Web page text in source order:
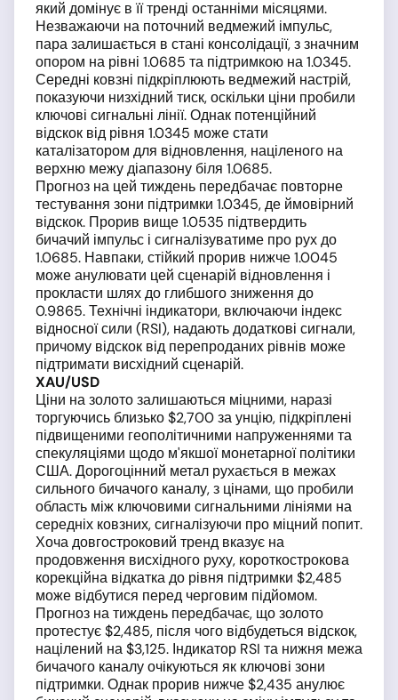
який домінує в її тренді останніми місяцями.
Незважаючи на поточний ведмежий імпульс,
пара залишається в стані консолідації, з значним
опором на рівні 1.0685 та підтримкою на 1.0345.
Середні ковзні підкріплюють ведмежий настрій,
показуючи низхідний тиск, оскільки ціни пробили
ключові сигнальні лінії. Однак потенційний
відскок від рівня 1.0345 може стати
каталізатором для відновлення, націленого на
верхню межу діапазону біля 1.0685.
Прогноз на цей тиждень передбачає повторне
тестування зони підтримки 1.0345, де ймовірний
відскок. Прорив вище 1.0535 підтвердить
бичачий імпульс і сигналізуватиме про рух до
1.0685. Навпаки, стійкий прорив нижче 1.0045
може анулювати цей сценарій відновлення і
прокласти шлях до глибшого зниження до
0.9865. Технічні індикатори, включаючи індекс
відносної сили (RSI), надають додаткові сигнали,
причому відскок від перепроданих рівнів може
підтримати висхідний сценарій.
XAU/USD
Ціни на золото залишаються міцними, наразі
торгуючись близько $2,700 за унцію, підкріплені
підвищеними геополітичними напруженнями та
спекуляціями щодо м'якшої монетарної політики
США. Дорогоцінний метал рухається в межах
сильного бичачого каналу, з цінами, що пробили
область між ключовими сигнальними лініями на
середніх ковзних, сигналізуючи про міцний попит.
Хоча довгостроковий тренд вказує на
продовження висхідного руху, короткострокова
корекційна відкатка до рівня підтримки $2,485
може відбутися перед черговим підйомом.
Прогноз на тиждень передбачає, що золото
протестує $2,485, після чого відбудеться відскок,
націлений на $3,125. Індикатор RSI та нижня межа
бичачого каналу очікуються як ключові зони
підтримки. Однак прорив нижче $2,435 анулює